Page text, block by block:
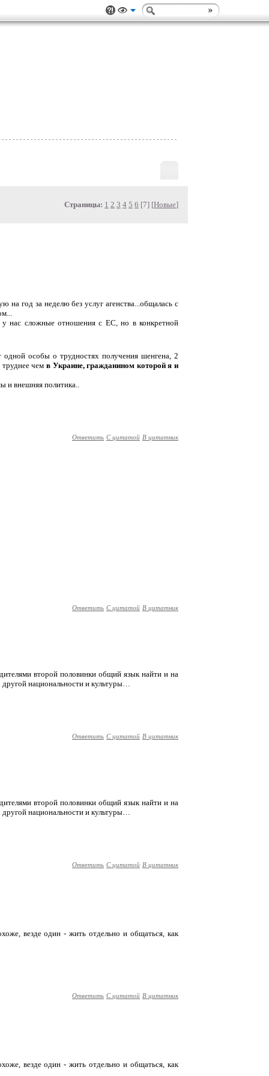
Страницы: 1 2 3 4 5 6 [7] [Новые]
на год за неделю без услуг агенства...общалась с
нас сложные отношения с ЕС, но в конкретной
особы о трудностях получения шенгена, 2
чем в Украине, гражданином которой я и
и внешняя политика..
Ответить С цитатой В цитатник
Ответить С цитатой В цитатник
второй половинки общий язык найти и на
национальности и культуры…
Ответить С цитатой В цитатник
второй половинки общий язык найти и на
национальности и культуры…
Ответить С цитатой В цитатник
везде один - жить отдельно и общаться, как
Ответить С цитатой В цитатник
везде один - жить отдельно и общаться, как